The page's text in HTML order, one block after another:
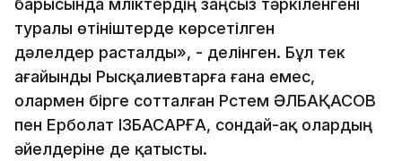
барысында мүліктердің заңсыз тәркіленгені
туралы өтініштерде көрсетілген
дәлелдер расталды», - делінген. Бұл тек
ағайынды Рысқалиевтарға ғана емес,
олармен бірге сотталған Рүстем ӘЛБАҚАСОВ
пен Ерболат ІЗБАСАРҒА, сондай-ақ олардың
әйелдеріне де қатысты.